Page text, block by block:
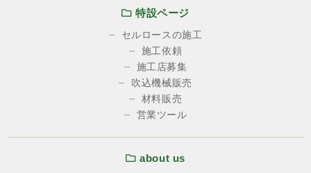
特設ページ
セルロースの施工
施工依頼
施工店募集
吹込機械販売
材料販売
営業ツール
about us